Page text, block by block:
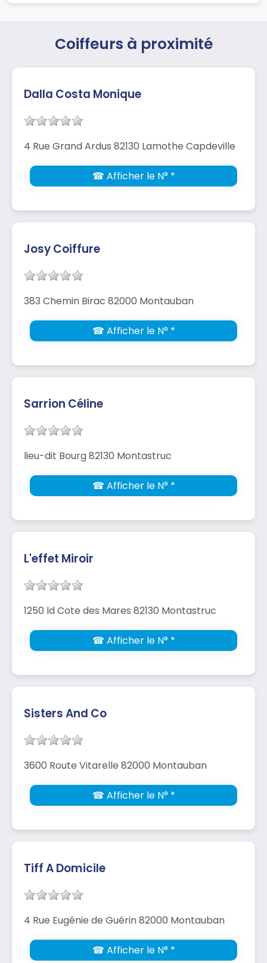
Coiffeurs à proximité
Dalla Costa Monique
4 Rue Grand Ardus 82130 Lamothe Capdeville
☎ Afficher le N° *
Josy Coiffure
383 Chemin Birac 82000 Montauban
☎ Afficher le N° *
Sarrion Céline
lieu-dit Bourg 82130 Montastruc
☎ Afficher le N° *
L'effet Miroir
1250 ld Cote des Mares 82130 Montastruc
☎ Afficher le N° *
Sisters And Co
3600 Route Vitarelle 82000 Montauban
☎ Afficher le N° *
Tiff A Domicile
4 Rue Eugénie de Guérin 82000 Montauban
☎ Afficher le N° *